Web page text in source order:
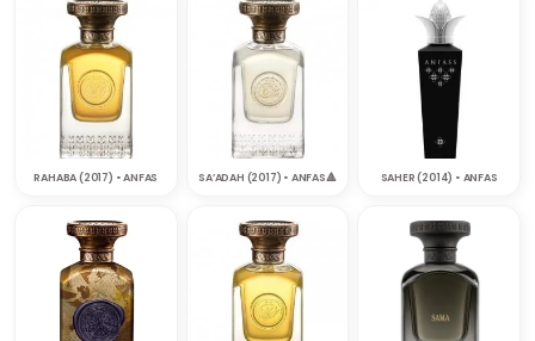
RAHABA (2017) • ANFAS SA’ADAH (2017) • ANFAS‎🔺 SAHER (2014) • ANFAS